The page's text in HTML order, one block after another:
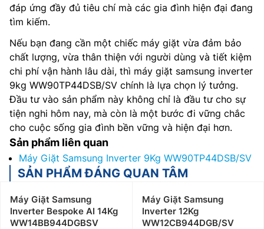
đáp ứng đầy đủ tiêu chí mà các gia đình hiện đại đang
tìm kiếm.
Nếu bạn đang cần một chiếc máy giặt vừa đảm bảo
chất lượng, vừa thân thiện với người dùng và tiết kiệm
chi phí vận hành lâu dài, thì máy giặt samsung inverter
9kg WW90TP44DSB/SV chính là lựa chọn lý tưởng.
Đầu tư vào sản phẩm này không chỉ là đầu tư cho sự
tiện nghi hôm nay, mà còn là một bước đi vững chắc
cho cuộc sống gia đình bền vững và hiện đại hơn.
Sản phẩm liên quan
Máy Giặt Samsung Inverter 9Kg WW90TP44DSB/SV
SẢN PHẨM ĐÁNG QUAN TÂM
Máy Giặt Samsung
Inverter Bespoke AI 14Kg
WW14BB944DGBSV
Máy Giặt Samsung
Inverter 12Kg
WW12CB944DGB/SV